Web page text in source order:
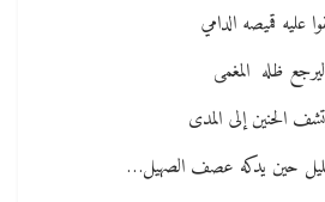
عليه قميصه الدامي
ليرجع ظله المغمى
الحنين إلى المدى
حين يدكه عصف الصهيل…